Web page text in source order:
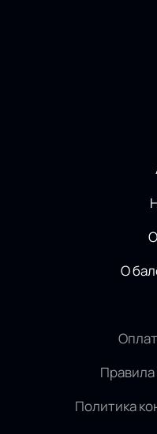
О
Правила
Политика